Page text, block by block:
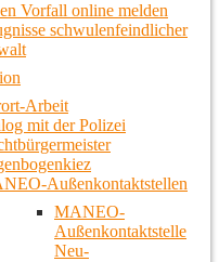
Vorfall online melden
schwulenfeindlicher
Arbeit
mit der Polizei
Außenkontaktstellen
MANEO-
Außenkontaktstelle
Neu-